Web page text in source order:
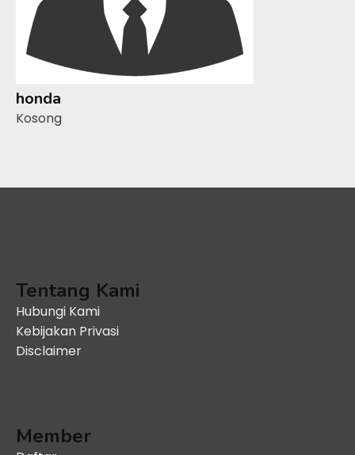
honda
Kosong
Tentang Kami
Hubungi Kami
Kebijakan Privasi
Disclaimer
Member